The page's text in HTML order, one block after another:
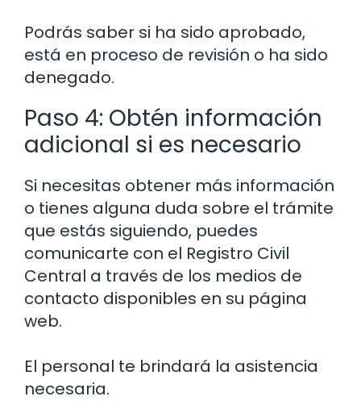
Podrás saber si ha sido aprobado,
está en proceso de revisión o ha sido
denegado.
Paso 4: Obtén información
adicional si es necesario
Si necesitas obtener más información
o tienes alguna duda sobre el trámite
que estás siguiendo, puedes
comunicarte con el Registro Civil
Central a través de los medios de
contacto disponibles en su página
web.
El personal te brindará la asistencia
necesaria.